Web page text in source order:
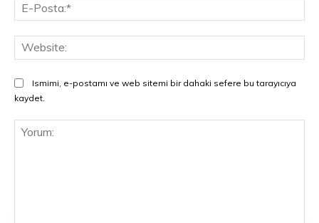
Ismimi, e-postamı ve web sitemi bir dahaki sefere bu tarayıcıya
kaydet.